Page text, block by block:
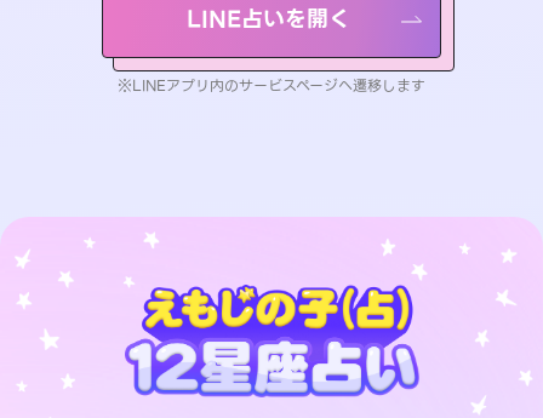
LINE占いを開く
※LINEアプリ内のサービスページへ遷移します